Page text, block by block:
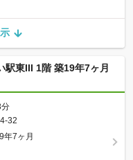
駅東III 1階 築19年7ヶ月
32
年7ヶ月